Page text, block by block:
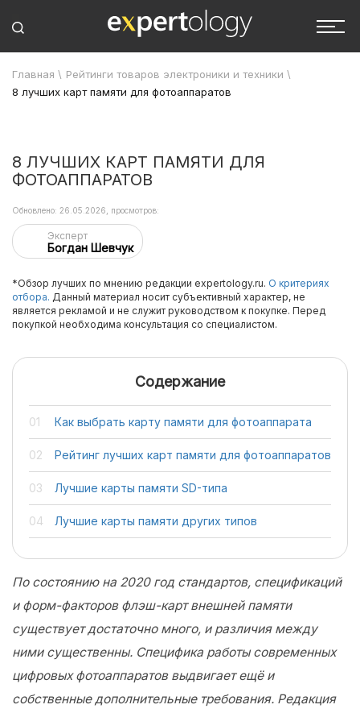
Главная \ Рейтинги товаров электроники и техники \
8 лучших карт памяти для фотоаппаратов
8 ЛУЧШИХ КАРТ ПАМЯТИ ДЛЯ
ФОТОАППАРАТОВ
Эксперт
Богдан Шевчук
Обновлено: 26.05.2026, просмотров:
*Обзор лучших по мнению редакции expertology.ru. О критериях
отбора. Данный материал носит субъективный характер, не
является рекламой и не служит руководством к покупке. Перед
покупкой необходима консультация со специалистом.
Содержание
Как выбрать карту памяти для фотоаппарата
Рейтинг лучших карт памяти для фотоаппаратов
Лучшие карты памяти SD-типа
Лучшие карты памяти других типов
По состоянию на 2020 год стандартов, спецификаций
и форм-факторов флэш-карт внешней памяти
существует достаточно много, и различия между
ними существенны. Специфика работы современных
цифровых фотоаппаратов выдвигает ещё и
собственные дополнительные требования. Редакция